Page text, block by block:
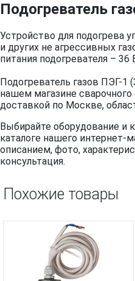
Подогреватель
Устройство для подогрева
и других не агрессивных
питания подогревателя – 36
Подогреватель газов ПЭГ-
нашем магазине сварочного
доставкой по Москве,
Выбирайте оборудование и
каталоге нашего интернет-
описанием, фото,
консультация.
Похожие товары